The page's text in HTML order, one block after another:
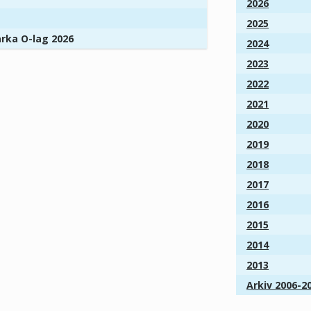
O-lag 2026
2026
2025
2024
2023
2022
2021
2020
2019
2018
2017
2016
2015
2014
2013
Arkiv 2006-